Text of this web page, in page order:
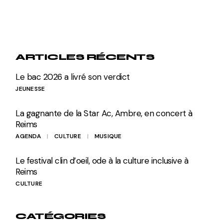
ARTICLES RÉCENTS
Le bac 2026 a livré son verdict
JEUNESSE
La gagnante de la Star Ac, Ambre, en concert à
Reims
AGENDA CULTURE MUSIQUE
Le festival clin d’oeil, ode à la culture inclusive à
Reims
CULTURE
CATÉGORIES